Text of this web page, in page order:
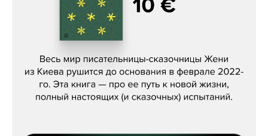
Женя Бережная, «(Не) о войне»